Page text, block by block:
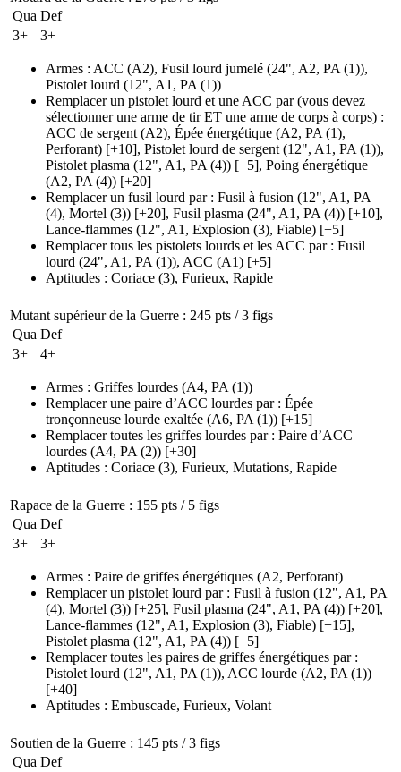
Qua Def
3+
3+
Armes : ACC (A2), Fusil lourd jumelé (24", A2, PA (1)),
Pistolet lourd (12", A1, PA (1))
Remplacer un pistolet lourd et une ACC par (vous devez
sélectionner une arme de tir ET une arme de corps à corps) :
ACC de sergent (A2), Épée énergétique (A2, PA (1),
Perforant) [+10], Pistolet lourd de sergent (12", A1, PA (1)),
Pistolet plasma (12", A1, PA (4)) [+5], Poing énergétique
(A2, PA (4)) [+20]
Remplacer un fusil lourd par : Fusil à fusion (12", A1, PA
(4), Mortel (3)) [+20], Fusil plasma (24", A1, PA (4)) [+10],
Lance-flammes (12", A1, Explosion (3), Fiable) [+5]
Remplacer tous les pistolets lourds et les ACC par : Fusil
lourd (24", A1, PA (1)), ACC (A1) [+5]
Aptitudes : Coriace (3), Furieux, Rapide
Mutant supérieur de la Guerre : 245 pts / 3 figs
Qua Def
3+
4+
Armes : Griffes lourdes (A4, PA (1))
Remplacer une paire d’ACC lourdes par : Épée
tronçonneuse lourde exaltée (A6, PA (1)) [+15]
Remplacer toutes les griffes lourdes par : Paire d’ACC
lourdes (A4, PA (2)) [+30]
Aptitudes : Coriace (3), Furieux, Mutations, Rapide
Rapace de la Guerre : 155 pts / 5 figs
Qua Def
3+
3+
Armes : Paire de griffes énergétiques (A2, Perforant)
Remplacer un pistolet lourd par : Fusil à fusion (12", A1, PA
(4), Mortel (3)) [+25], Fusil plasma (24", A1, PA (4)) [+20],
Lance-flammes (12", A1, Explosion (3), Fiable) [+15],
Pistolet plasma (12", A1, PA (4)) [+5]
Remplacer toutes les paires de griffes énergétiques par :
Pistolet lourd (12", A1, PA (1)), ACC lourde (A2, PA (1))
[+40]
Aptitudes : Embuscade, Furieux, Volant
Soutien de la Guerre : 145 pts / 3 figs
Qua Def